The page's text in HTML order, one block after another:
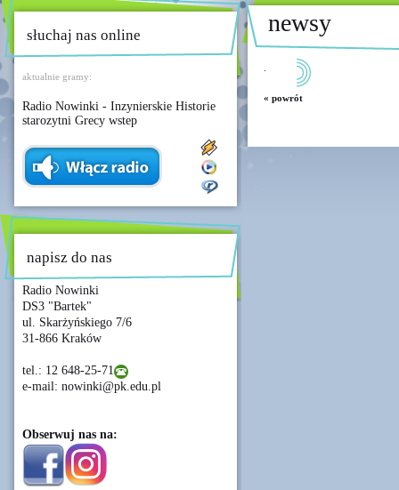
słuchaj nas online
aktualnie gramy:
Radio Nowinki - Inzynierskie Historie
starozytni Grecy wstep
napisz do nas
Radio Nowinki
DS3 "Bartek"
ul. Skarżyńskiego 7/6
31-866 Kraków
tel.: 12 648-25-71
e-mail: nowinki@pk.edu.pl
Obserwuj nas na:
newsy
.
« powrót